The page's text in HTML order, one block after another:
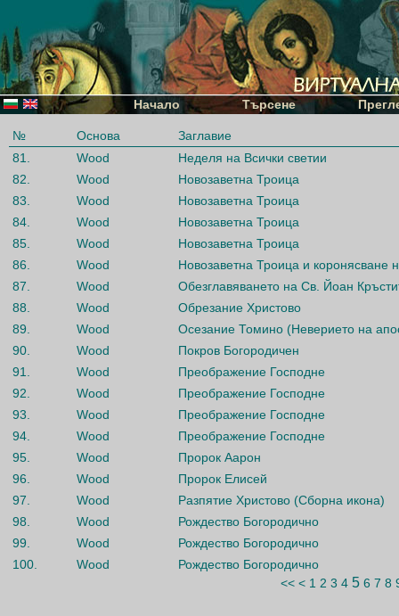
Начало Търсене
№ Основа
Заглавие
81.
Wood
Неделя на Всички светии
82.
Wood
Новозаветна Троица
83.
Wood
Новозаветна Троица
84.
Wood
Новозаветна Троица
85.
Wood
Новозаветна Троица
86.
Wood
Новозаветна Троица и коронясване
87.
Wood
Обезглавяването на Св. Йоан
88.
Wood
Обрезание Христово
89.
Wood
Осезание Томино (Неверието на
90.
Wood
Покров Богородичен
91.
Wood
Преображение Господне
92.
Wood
Преображение Господне
93.
Wood
Преображение Господне
94.
Wood
Преображение Господне
95.
Wood
Пророк Аарон
96.
Wood
Пророк Елисей
97.
Wood
Разпятие Христово (Сборна икона)
98.
Wood
Рождество Богородично
99.
Wood
Рождество Богородично
100.
Wood
Рождество Богородично
<< < 1 2 3 4 5 6 7 8